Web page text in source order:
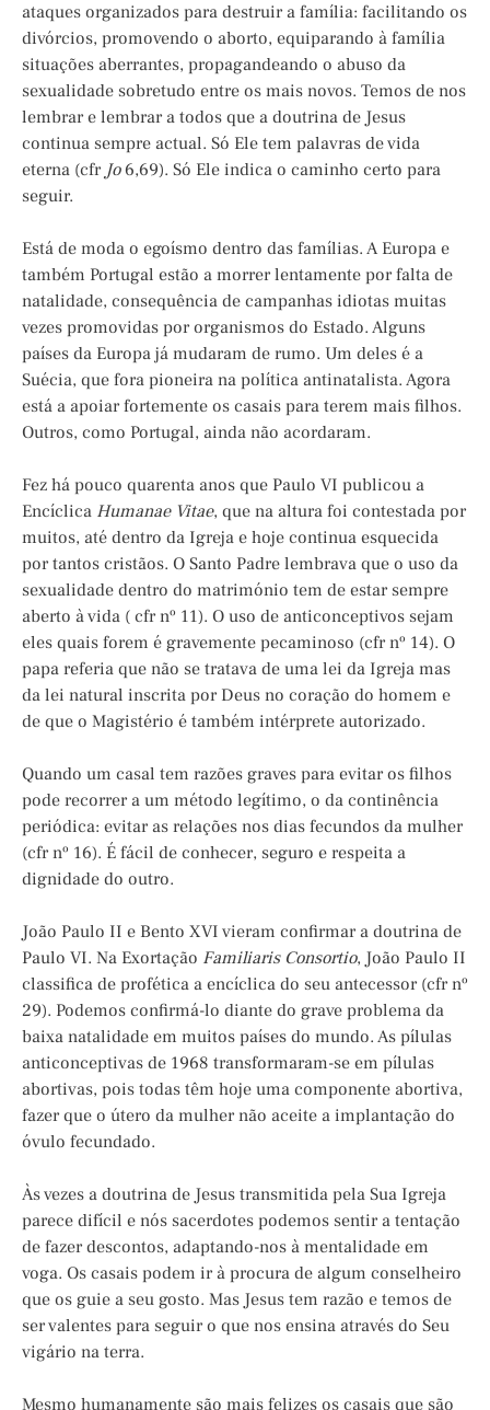
ataques organizados para destruir a família: facilitando os
divórcios, promovendo o aborto, equiparando à família
situações aberrantes, propagandeando o abuso da
sexualidade sobretudo entre os mais novos. Temos de nos
lembrar e lembrar a todos que a doutrina de Jesus
continua sempre actual. Só Ele tem palavras de vida
eterna (cfr Jo6,69). Só Ele indica o caminho certo para
seguir.
Está de moda o egoísmo dentro das famílias. A Europa e
também Portugal estão a morrer lentamente por falta de
natalidade, consequência de campanhas idiotas muitas
vezes promovidas por organismos do Estado. Alguns
países da Europa já mudaram de rumo. Um deles é a
Suécia, que fora pioneira na política antinatalista. Agora
está a apoiar fortemente os casais para terem mais filhos.
Outros, como Portugal, ainda não acordaram.
Fez há pouco quarenta anos que Paulo VI publicou a
Encíclica HumanaeVitae, que na altura foi contestada por
muitos, até dentro da Igreja e hoje continua esquecida
por tantos cristãos. O Santo Padre lembrava que o uso da
sexualidade dentro do matrimónio tem de estar sempre
aberto à vida ( cfr nº 11). O uso de anticonceptivos sejam
eles quais forem é gravemente pecaminoso (cfr nº 14). O
papa referia que não se tratava de uma lei da Igreja mas
da lei natural inscrita por Deus no coração do homem e
de que o Magistério é também intérprete autorizado.
Quando um casal tem razões graves para evitar os filhos
pode recorrer a um método legítimo, o da continência
periódica: evitar as relações nos dias fecundos da mulher
(cfr nº 16). É fácil de conhecer, seguro e respeita a
dignidade do outro.
João Paulo II e Bento XVI vieram confirmar a doutrina de
Paulo VI. Na Exortação FamiliarisConsortio, João Paulo II
classifica de profética a encíclica do seu antecessor (cfr nº
29). Podemos confirmá-lo diante do grave problema da
baixa natalidade em muitos países do mundo. As pílulas
anticonceptivas de 1968 transformaram-se em pílulas
abortivas, pois todas têm hoje uma componente abortiva,
fazer que o útero da mulher não aceite a implantação do
óvulo fecundado.
Às vezes a doutrina de Jesus transmitida pela Sua Igreja
parece difícil e nós sacerdotes podemos sentir a tentação
de fazer descontos, adaptando-nos à mentalidade em
voga. Os casais podem ir à procura de algum conselheiro
que os guie a seu gosto. Mas Jesus tem razão e temos de
ser valentes para seguir o que nos ensina através do Seu
vigário na terra.
Mesmo humanamente são mais felizes os casais que são